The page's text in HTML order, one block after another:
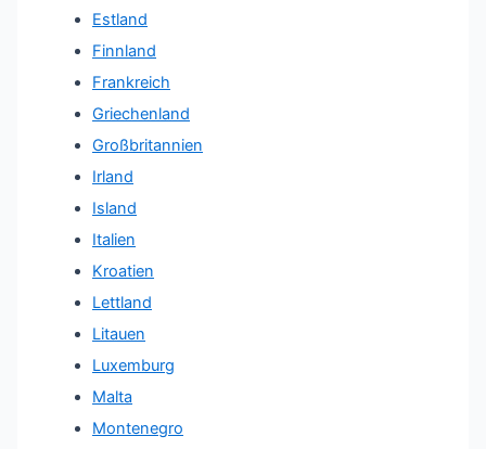
Estland
Finnland
Frankreich
Griechenland
Großbritannien
Irland
Island
Italien
Kroatien
Lettland
Litauen
Luxemburg
Malta
Montenegro